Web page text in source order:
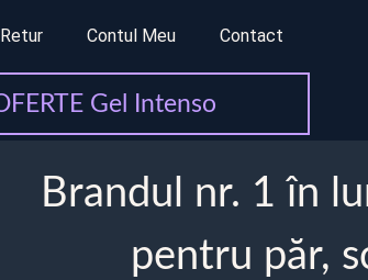
Contul Meu Contact
Gel Intenso
Brandul nr. 1 în
pentru păr,